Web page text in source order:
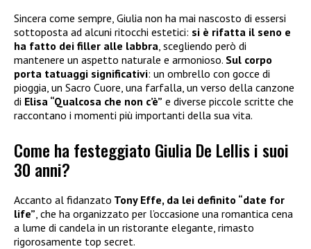
Sincera come sempre, Giulia non ha mai nascosto di essersi
sottoposta ad alcuni ritocchi estetici: si è rifatta il seno e
ha fatto dei filler alle labbra , scegliendo però di
mantenere un aspetto naturale e armonioso. Sul corpo
porta tatuaggi significativi: un ombrello con gocce di
pioggia, un Sacro Cuore, una farfalla, un verso della canzone
di Elisa “Qualcosa che non c’è” e diverse piccole scritte che
raccontano i momenti più importanti della sua vita.
Come ha festeggiato Giulia De Lellis i suoi
30 anni?
Accanto al fidanzato Tony Effe, da lei definito “date for
life”, che ha organizzato per l’occasione una romantica cena
a lume di candela in un ristorante elegante, rimasto
rigorosamente top secret.